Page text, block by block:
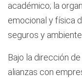
académico; la
emocional y física
seguros y
Bajo la dirección
alianzas con